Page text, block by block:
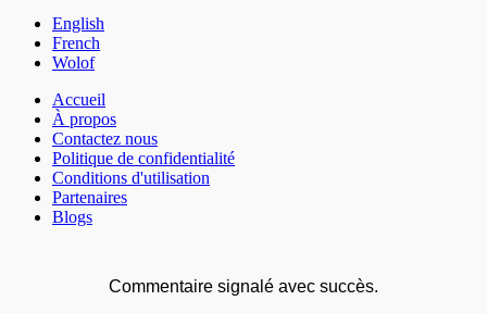
English
French
Wolof
Accueil
À propos
Contactez nous
Politique de confidentialité
Conditions d'utilisation
Partenaires
Blogs
Commentaire signalé avec succès.